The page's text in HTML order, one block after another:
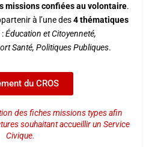
missions confiées au volontaire.
à l’une des4 thématiques
:Éducation et Citoyenneté,
Santé, Politiques Publiques.
du CROS
des fiches missions types afin
souhaitant accueillir un Service
Civique.